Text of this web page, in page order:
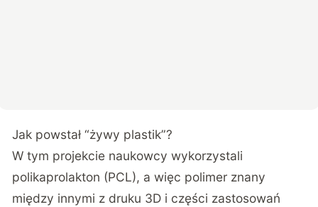
Jak powstał “żywy plastik”?
W tym projekcie naukowcy wykorzystali
polikaprolakton (PCL), a więc polimer znany
między innymi z druku 3D i części zastosowań